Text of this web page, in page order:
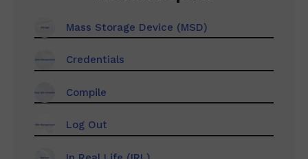
Mass Storage Device (MSD)
Credentials
Compile
Log Out